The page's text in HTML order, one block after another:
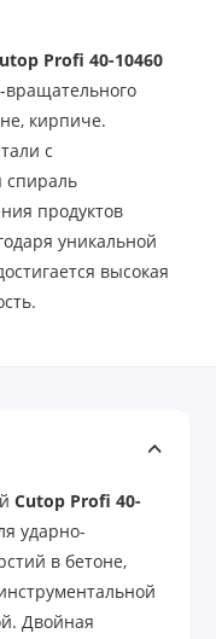
Profi 40-10460
вращательного
кирпиче.
с
спираль
продуктов
уникальной
высокая
Cutop Profi 40-
ударно-
в бетоне,
Двойная